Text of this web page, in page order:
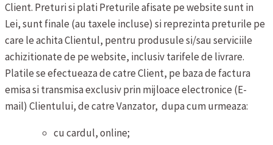
Client. Preturi si platiPreturile afisate pe website sunt in
Lei, sunt finale (au taxele incluse) si reprezinta preturile pe
care le achita Clientul, pentru produsule si/sau serviciile
achizitionate de pe website, inclusiv tarifele de livrare.
Platile se efectueaza de catre Client, pe baza de factura
emisa si transmisa exclusiv prin mijloace electronice (E-
mail) Clientului, de catre Vanzator, dupa cum urmeaza:
cu cardul, online;